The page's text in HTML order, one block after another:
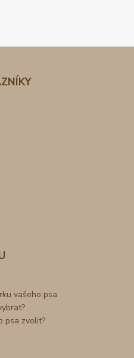
vašeho psa
psa zvolit?